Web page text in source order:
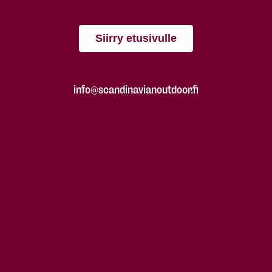
Siirry etusivulle
info@scandinavianoutdoor.fi